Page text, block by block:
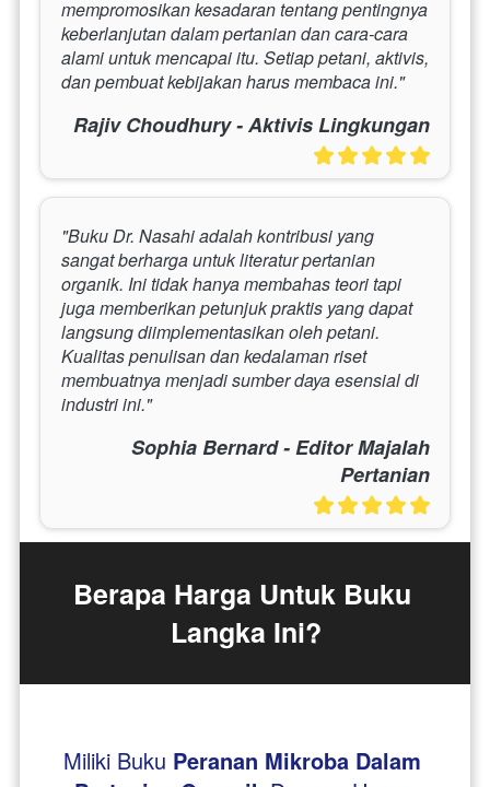
mempromosikan kesadaran tentang pentingnya
keberlanjutan dalam pertanian dan cara-cara
alami untuk mencapai itu. Setiap petani, aktivis,
dan pembuat kebijakan harus membaca ini."
Rajiv Choudhury - Aktivis Lingkungan
"Buku Dr. Nasahi adalah kontribusi yang
sangat berharga untuk literatur pertanian
organik. Ini tidak hanya membahas teori tapi
juga memberikan petunjuk praktis yang dapat
langsung diimplementasikan oleh petani.
Kualitas penulisan dan kedalaman riset
membuatnya menjadi sumber daya esensial di
industri ini."
Sophia Bernard - Editor Majalah
Pertanian
Berapa Harga Untuk Buku
Langka Ini?
Miliki Buku Peranan Mikroba Dalam